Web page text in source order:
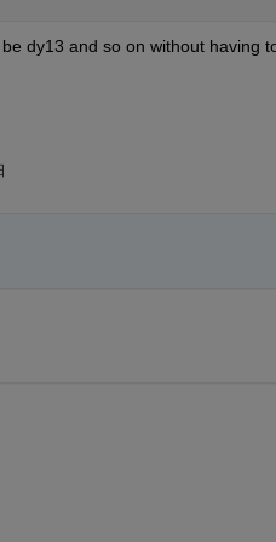
dy13 and so on without having